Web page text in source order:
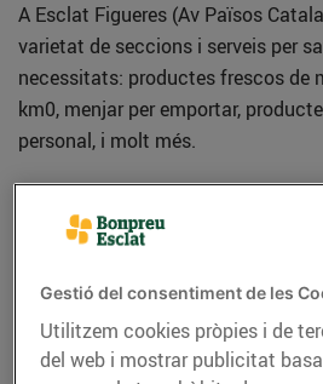
A Esclat Figueres (Av Països
varietat de seccions i serveis per
necessitats: productes frescos de
km0, menjar per emportar,
personal, i molt més.
Adreça
Av. Països Catalans, 2
Telèfon
Gestió del consentiment de les
Utilitzem cookies pròpies i de
del web i mostrar publicitat